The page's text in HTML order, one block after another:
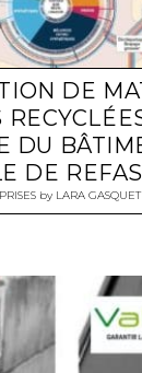
DE
DU
DE
by LARA GASQUET